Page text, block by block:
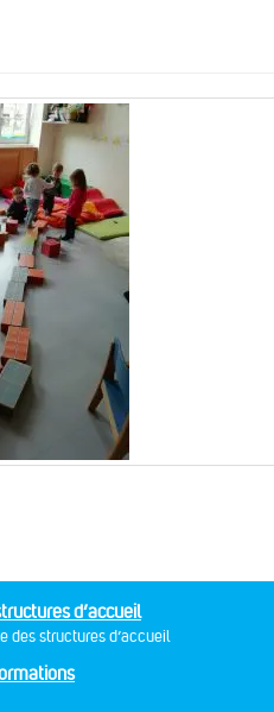
d’accueil
des structures d’accueil